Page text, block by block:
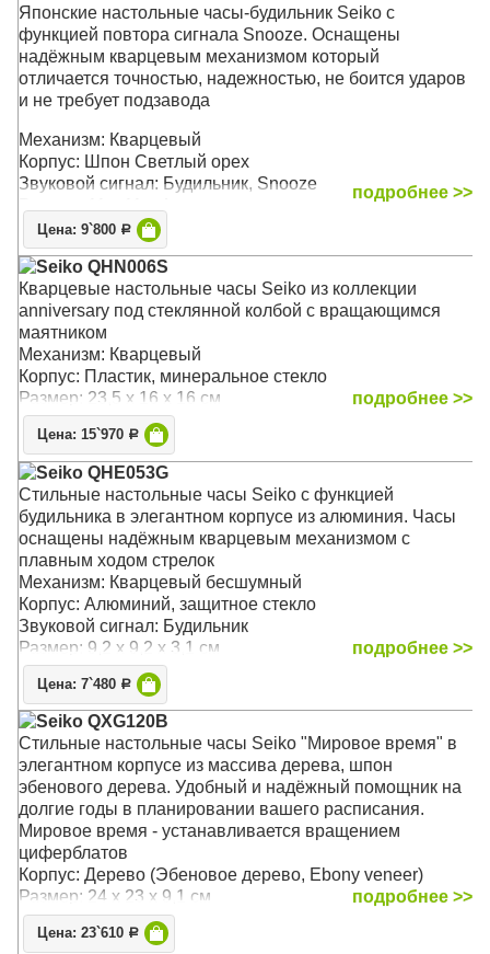
Японские настольные часы-будильник Seiko c
функцией повтора сигнала Snooze. Оснащены
надёжным кварцевым механизмом который
отличается точностью, надежностью, не боится ударов
и не требует подзавода
Механизм: Кварцевый
Корпус: Шпон Светлый орех
Звуковой сигнал: Будильник, Snooze
подробнее >>
Цена: 9`800 Р
Seiko QHN006S
Кварцевые настольные часы Seiko из коллекции
anniversary под стеклянной колбой c вращающимся
маятником
Механизм: Кварцевый
Корпус: Пластик, минеральное стекло
Размер: 23,5 х 16 x 16 см
подробнее >>
Цена: 15`970 Р
Seiko QHE053G
Стильные настольные часы Seiko с функцией
будильника в элегантном корпусе из алюминия. Часы
оснащены надёжным кварцевым механизмом с
плавным ходом стрелок
Механизм: Кварцевый бесшумный
Корпус: Алюминий, защитное стекло
Звуковой сигнал: Будильник
Размер: 9,2 x 9,2 x 3,1 см
подробнее >>
Цена: 7`480 Р
Seiko QXG120B
Стильные настольные часы Seiko "Мировое время" в
элегантном корпусе из массива дерева, шпон
эбенового дерева. Удобный и надёжный помощник на
долгие годы в планировании вашего расписания.
Мировое время - устанавливается вращением
циферблатов
Корпус: Дерево (Эбеновое дерево, Ebony veneer)
Размер: 24 х 23 x 9,1 см
подробнее >>
Цена: 23`610 Р